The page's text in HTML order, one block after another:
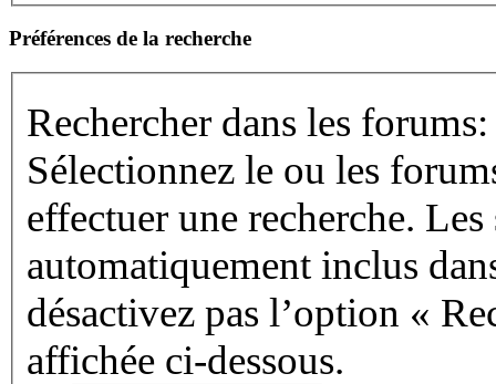
Préférences de la recherche
Rechercher dans les forums:
Sélectionnez le ou les
effectuer une recherche.
automatiquement inclus
désactivez pas l’option «
affichée ci-dessous.